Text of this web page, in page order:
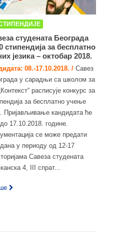
студената Београда
стипендија за бесплатнo
језика – октобар 2018.
08.-17.10.2018. / Савез
у сарадњи са школом за
расписује конкурс за
за бесплатнo учење
Пријављивање кандидата ће
17.10.2018. године.
се може предати
у периоду од 12-17
Савеза студената
4, III спрат...